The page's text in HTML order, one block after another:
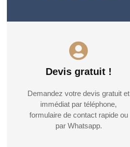
Devis gratuit !
Demandez votre devis gratuit et
immédiat par téléphone,
formulaire de contact rapide ou
par Whatsapp.